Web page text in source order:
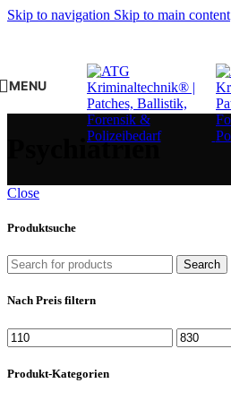
Skip to navigation Skip to main content
MENU
Psychiatrien
Close
Produktsuche
Search
Nach Preis filtern
Min.
Preis
Max.
Preis
Produkt-Kategorien